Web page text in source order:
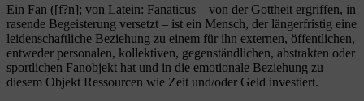
Ein Fan ([f?n]; von Latein: Fanaticus – von der Gottheit ergriffen, in
rasende Begeisterung versetzt – ist ein Mensch, der längerfristig eine
leidenschaftliche Beziehung zu einem für ihn externen, öffentlichen,
entweder personalen, kollektiven, gegenständlichen, abstrakten oder
sportlichen Fanobjekt hat und in die emotionale Beziehung zu
diesem Objekt Ressourcen wie Zeit und/oder Geld investiert.